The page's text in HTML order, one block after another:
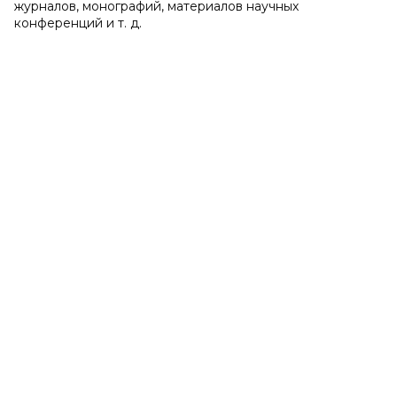
журналов, монографий, материалов научных
конференций и т. д.